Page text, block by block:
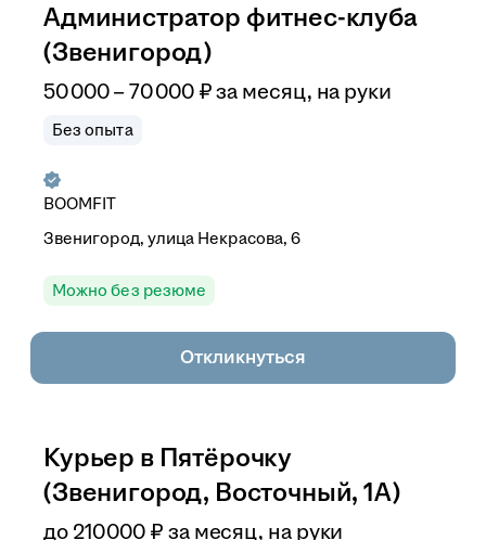
Администратор фитнес-клуба
(Звенигород)
50 000–70 000 ₽ за месяц, на руки
Без опыта
BOOMFIT
Звенигород, улица Некрасова, 6
Можно без резюме
Откликнуться
Курьер в Пятёрочку
(Звенигород, Восточный, 1А)
до 210 000 ₽ за месяц, на руки